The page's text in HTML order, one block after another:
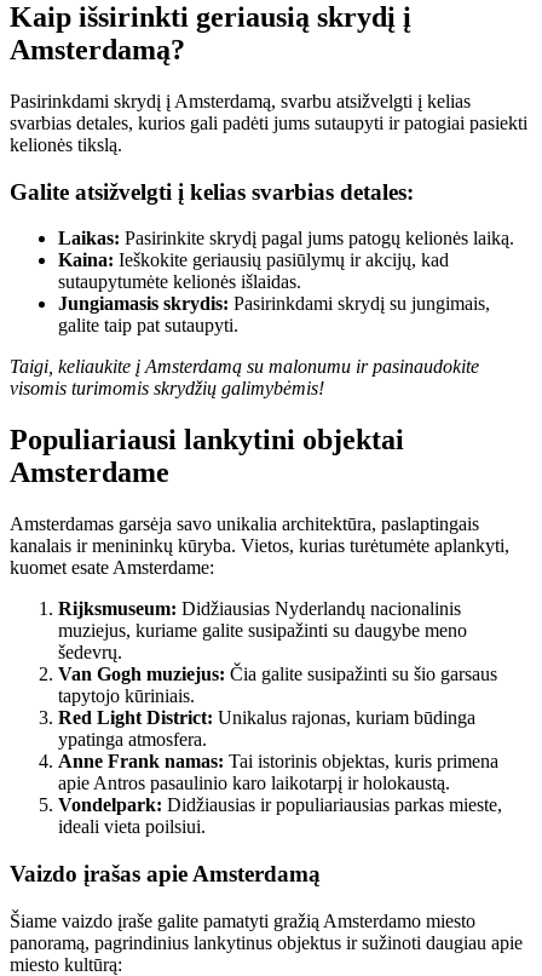
Kaip išsirinkti geriausią skrydį į
Amsterdamą?
Pasirinkdami skrydį į Amsterdamą, svarbu atsižvelgti į kelias
svarbias detales, kurios gali padėti jums sutaupyti ir patogiai pasiekti
kelionės tikslą.
Galite atsižvelgti į kelias svarbias detales:
Laikas: Pasirinkite skrydį pagal jums patogų kelionės laiką.
Kaina: Ieškokite geriausių pasiūlymų ir akcijų, kad
sutaupytumėte kelionės išlaidas.
Jungiamasis skrydis: Pasirinkdami skrydį su jungimais,
galite taip pat sutaupyti.
Taigi, keliaukite į Amsterdamą su malonumu ir pasinaudokite
visomis turimomis skrydžių galimybėmis!
Populiariausi lankytini objektai
Amsterdame
Amsterdamas garsėja savo unikalia architektūra, paslaptingais
kanalais ir menininkų kūryba. Vietos, kurias turėtumėte aplankyti,
kuomet esate Amsterdame:
Rijksmuseum: Didžiausias Nyderlandų nacionalinis
muziejus, kuriame galite susipažinti su daugybe meno
šedevrų.
Van Gogh muziejus: Čia galite susipažinti su šio garsaus
tapytojo kūriniais.
Red Light District: Unikalus rajonas, kuriam būdinga
ypatinga atmosfera.
Anne Frank namas: Tai istorinis objektas, kuris primena
apie Antros pasaulinio karo laikotarpį ir holokaustą.
Vondelpark: Didžiausias ir populiariausias parkas mieste,
ideali vieta poilsiui.
Vaizdo įrašas apie Amsterdamą
Šiame vaizdo įraše galite pamatyti gražią Amsterdamo miesto
panoramą, pagrindinius lankytinus objektus ir sužinoti daugiau apie
miesto kultūrą: